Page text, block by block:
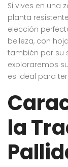
Si vives en una
planta
elección
belleza, con
también por su
exploraremos
es ideal para
la